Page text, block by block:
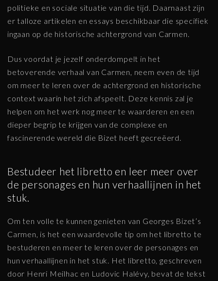
politieke en sociale situatie van die tijd. Daarnaast zijn
er talloze artikelen en essays beschikbaar die specifiek
ingaan op de historische achtergrond van Carmen.
Dus voordat je jezelf onderdompelt in het
betoverende verhaal van Carmen, neem even de tijd
om meer te leren over de achtergrond en historische
context waarin het zich afspeelt. Deze kennis zal je
helpen om het werk nog meer te waarderen en een
dieper begrip te krijgen van de complexe en
fascinerende wereld die Bizet heeft gecreëerd.
Bestudeer het libretto en leer meer over
de personages en hun verhaallijnen in het
stuk.
Om ten volle te kunnen genieten van Georges Bizet’s
Carmen, is het een waardevolle tip om het libretto te
bestuderen en meer te leren over de personages en
hun verhaallijnen in het stuk. Het libretto, geschreven
door Henri Meilhac en Ludovic Halévy, bevat de tekst